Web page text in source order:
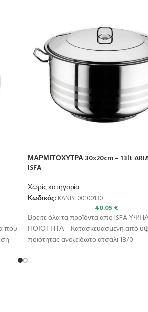
που
ΜΑΡΜΙΤΟΧΥΤΡΑ 30x20cm – 13lt
ISFA
Χωρίς κατηγορία
Κωδικός: KANISF00100130
48.05€
Βρείτε όλα τα προϊόντα απο ISFA
ΠΟΙΟΤΗΤΑ – Κατασκευασμένη από
ποιότητας ανοξείδωτο ατσάλι 18/0.